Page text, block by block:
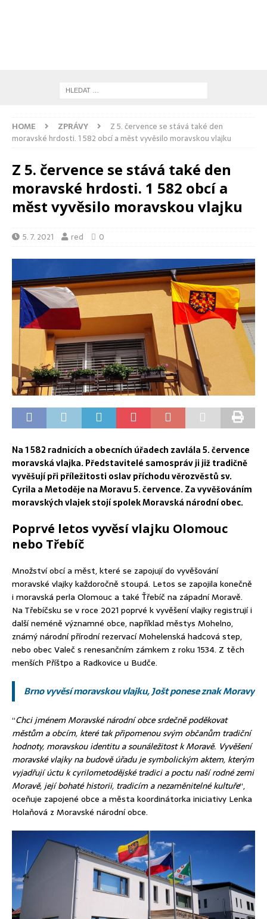
HOME ZPRÁVY
Z 5. července se stává také den
moravské hrdosti. 1 582 obcí a měst vyvěsilo moravskou vlajku
Z 5. července se stává také den
moravské hrdosti. 1 582 obcí a
měst vyvěsilo moravskou vlajku
5. 7. 2021 red 0
Na 1 582 radnicích a obecních úřadech zavlála 5. července
moravská vlajka. Představitelé samospráv ji již tradičně
vyvěšují při příležitosti oslav příchodu věrozvěstů sv.
Cyrila a Metoděje na Moravu 5. července. Za vyvěšováním
moravských vlajek stojí spolek Moravská národní obec.
Poprvé letos vyvěsí vlajku Olomouc
nebo Třebíč
Množství obcí a měst, které se zapojují do vyvěšování
moravské vlajky každoročně stoupá. Letos se zapojila konečně
i moravská perla Olomouc a také Ťřebíč na západní Moravě.
Na Třebíčsku se v roce 2021 poprvé k vyvěšení vlajky registrují i
další neméně významné obce, například městys Mohelno,
známý národní přírodní rezervací Mohelenská hadcová step,
nebo obec Valeč s renesančním zámkem z roku 1534. Z těch
menších Příštpo a Radkovice u Budče.
Brno vyvěsí moravskou vlajku, Jošt ponese znak Moravy
“Chci jménem Moravské národní obce srdečně poděkovat
městům a obcím, které tak připomenou svým občanům tradiční
hodnoty, moravskou identitu a sounáležitost k Moravě. Vyvěšení
moravské vlajky na budově úřadu je symbolickým aktem, kterým
vyjadřují úctu k cyrilometodějské tradici a poctu naší rodné zemi
Moravě, její bohaté historii, tradicím a nezaměnitelné kultuře“,
oceňuje zapojené obce a města koordinátorka iniciativy Lenka
Holaňová z Moravské národní obce.